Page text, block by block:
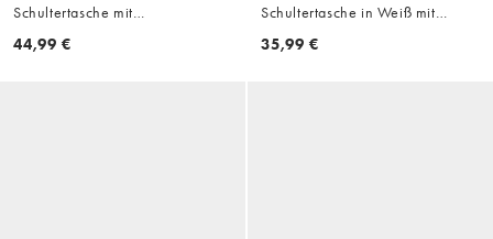
Schultertasche mit
Schmucksteinen in Silber und
44,99 €
Schultertasche in Weiß mit
Verzierung
35,99 €